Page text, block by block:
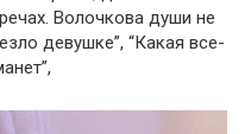
Волочкова души не
девушке”, “Какая все-